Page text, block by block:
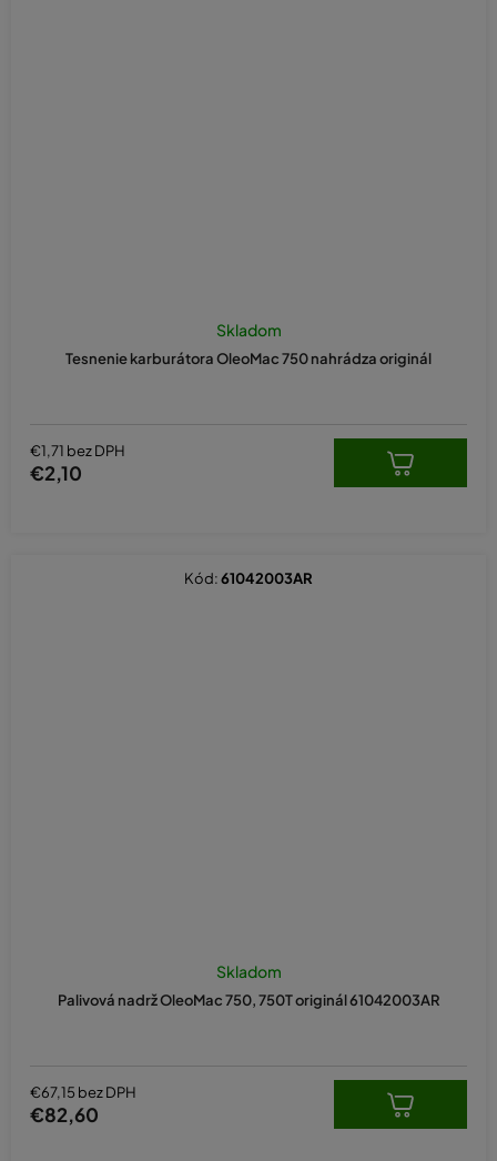
Tesnenie karburátora OleoMac 750 nahrádza originál
Skladom
€1,71 bez DPH
€2,10
Palivová nadrž OleoMac 750, 750T originál 61042003AR
Skladom
€67,15 bez DPH
€82,60
Kód:61042003AR